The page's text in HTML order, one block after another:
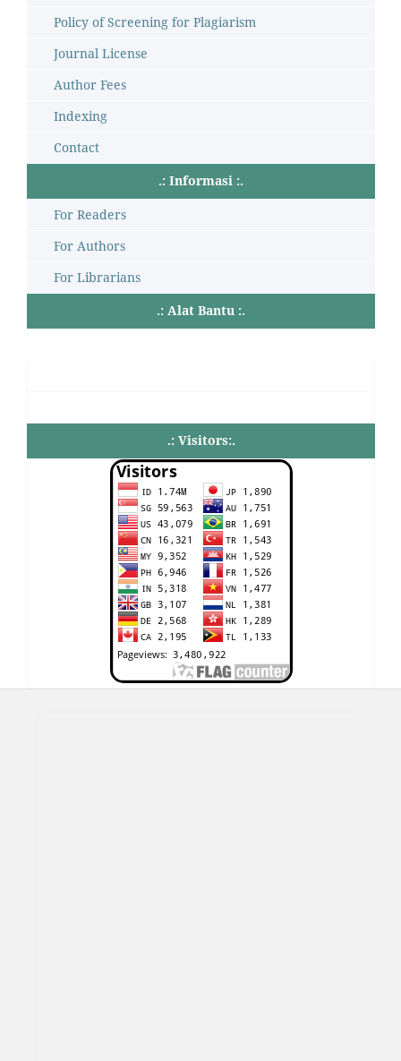
Policy of Screening for Plagiarism
Journal License
Author Fees
Indexing
Contact
.: Informasi :.
For Readers
For Authors
For Librarians
.: Alat Bantu :.
.: Visitors:.